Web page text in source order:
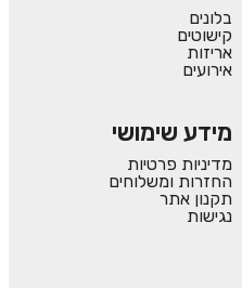
בלונים
קישוטים
אריזות
אירועים
מידע שימושי
מדיניות פרטיות
החזרות ומשלוחים
תקנון אתר
נגישות